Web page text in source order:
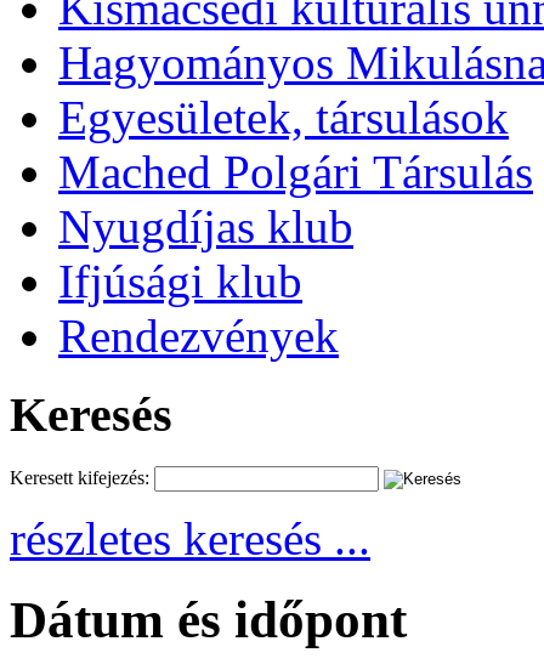
Hagyományos
Egyesületek, társulások
Mached Polgári Társulás
Nyugdíjas klub
Ifjúsági klub
Rendezvények
Keresés
Keresett kifejezés:
részletes keresés ...
Dátum és időpont